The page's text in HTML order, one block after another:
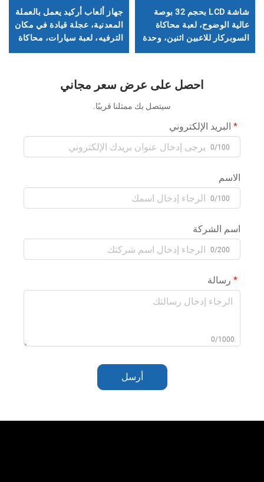
شاشة LCD بحجم 32 بوصة
عالية الوضوح، لعبة محاكاة
السوبركار للاعبين اثنين، وحدة
جهاز ألعاب أركيد يعمل بالعملة
المعدنية، عجلة قيادة في مكان
الترفيه، لعبة سيارات، محاكاة
احصل على عرض سعر مجاني
سيتصل بك ممثلنا قريبًا.
البريد الإلكتروني
0/100
الاسم
0/100
اسم الشركة
0/200
رسالة
0/1000
أرسل